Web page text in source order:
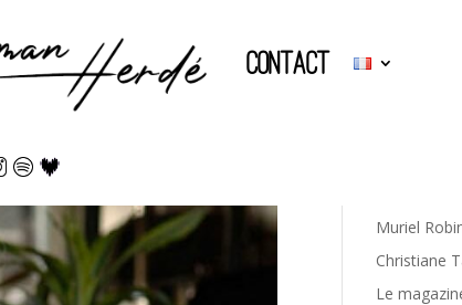
CONTACT
Muriel
Christiane
Le